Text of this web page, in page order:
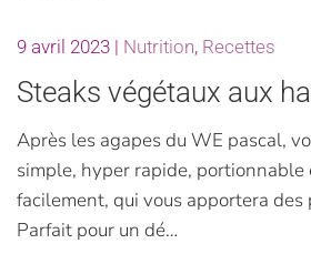
9 avril 2023 | Nutrition, Recettes
Steaks végétaux aux
Après les agapes du WE pascal,
simple, hyper rapide,
facilement, qui vous apportera
Parfait pour un dé…